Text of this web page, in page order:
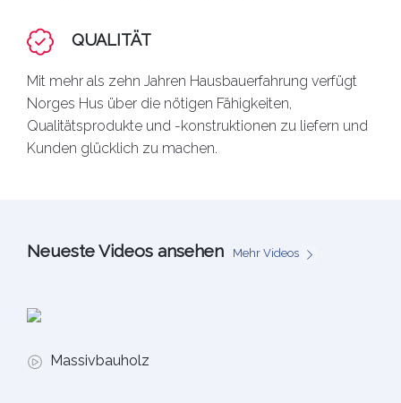
QUALITÄT
Mit mehr als zehn Jahren Hausbauerfahrung verfügt
Norges Hus über die nötigen Fähigkeiten,
Qualitätsprodukte und -konstruktionen zu liefern und
Kunden glücklich zu machen.
Neueste Videos ansehen Mehr Videos
Massivbauholz